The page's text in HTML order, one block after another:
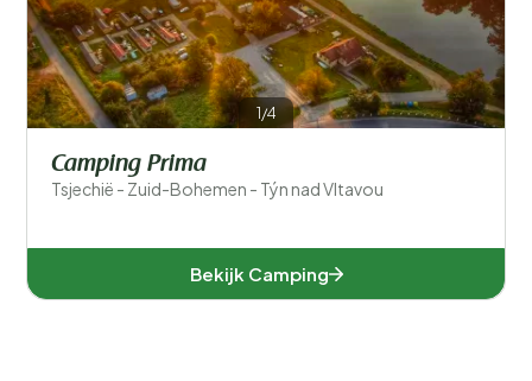
Zuid-Bohemen (1)
1/4
Camping Prima
Tsjechië - Zuid-Bohemen - Týn nad Vltavou
Bekijk Camping